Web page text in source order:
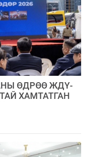
ӨДРӨӨ ЖДҮ-
ХАМТАТГАН